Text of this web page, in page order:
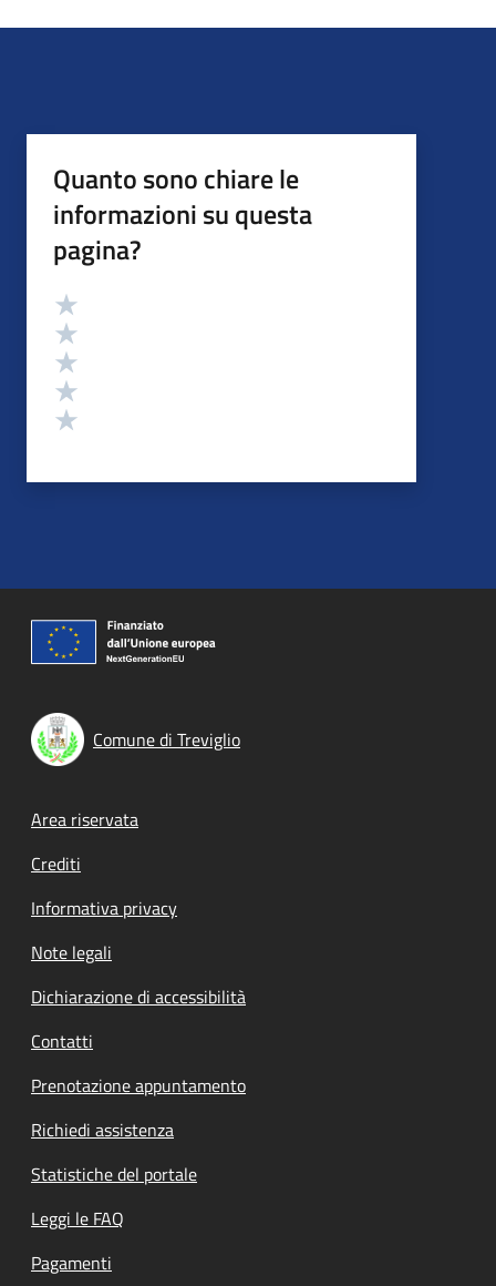
Quanto sono chiare le
informazioni su questa
pagina?
Valutazione
Comune di Treviglio
Footer menu
Area riservata
Crediti
Informativa privacy
Note legali
Dichiarazione di accessibilità
Contatti
Prenotazione appuntamento
Richiedi assistenza
Statistiche del portale
Leggi le FAQ
Pagamenti